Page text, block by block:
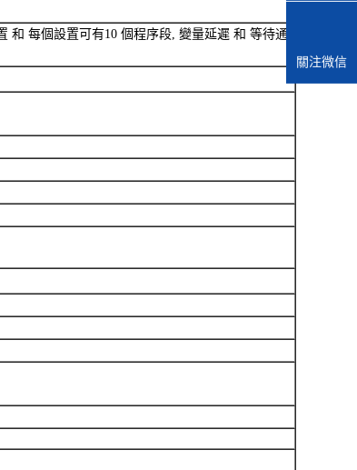
和 每個設置可有10 個程序段, 變量延遲 和 等待通
關注微信